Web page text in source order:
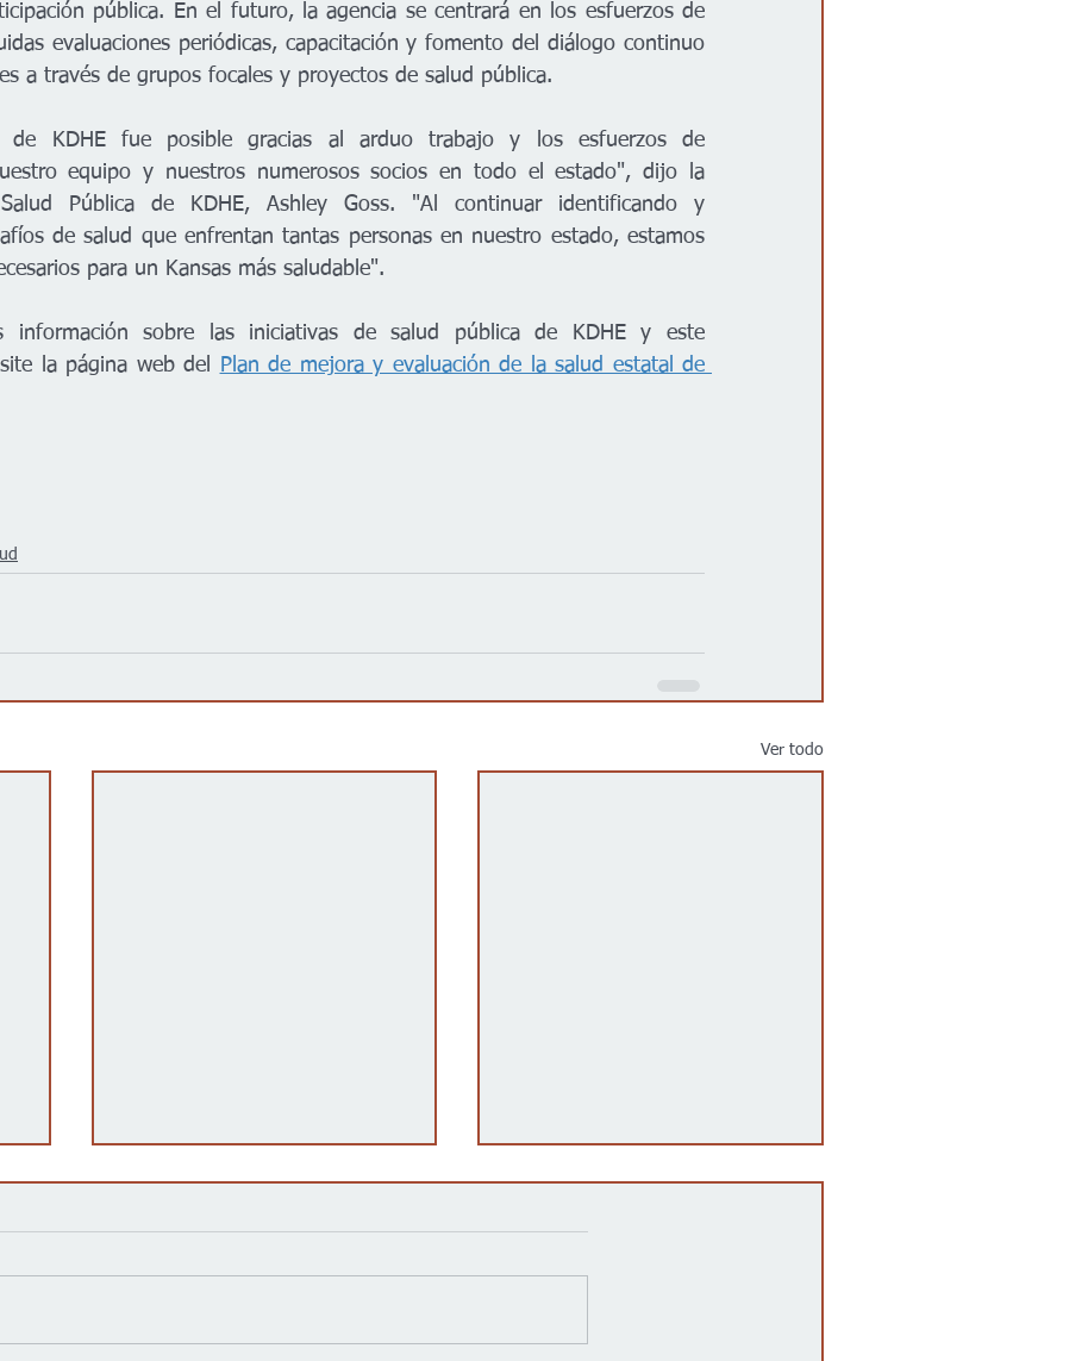
pública. En el futuro, la agencia se centrará en los esfuerzos de
evaluaciones periódicas, capacitación y fomento del diálogo continuo
a través de grupos focales y proyectos de salud pública.
de KDHE fue posible gracias al arduo trabajo y los esfuerzos de
equipo y nuestros numerosos socios en todo el estado", dijo la
Pública de KDHE, Ashley Goss. "Al continuar identificando y
de salud que enfrentan tantas personas en nuestro estado, estamos
para un Kansas más saludable".
información sobre las iniciativas de salud pública de KDHE y este
la página web del
Plan de mejora y evaluación de la salud estatal de
Ver todo